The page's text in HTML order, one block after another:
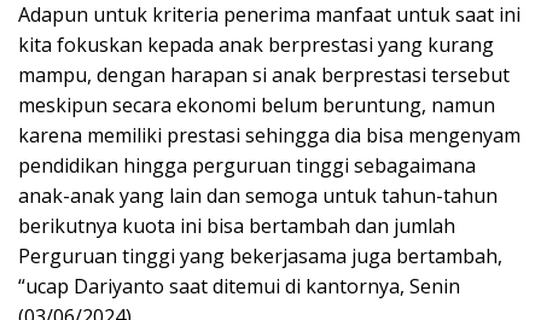
Adapun untuk kriteria penerima manfaat untuk saat ini
kita fokuskan kepada anak berprestasi yang kurang
mampu, dengan harapan si anak berprestasi tersebut
meskipun secara ekonomi belum beruntung, namun
karena memiliki prestasi sehingga dia bisa mengenyam
pendidikan hingga perguruan tinggi sebagaimana
anak-anak yang lain dan semoga untuk tahun-tahun
berikutnya kuota ini bisa bertambah dan jumlah
Perguruan tinggi yang bekerjasama juga bertambah,
“ucap Dariyanto saat ditemui di kantornya, Senin